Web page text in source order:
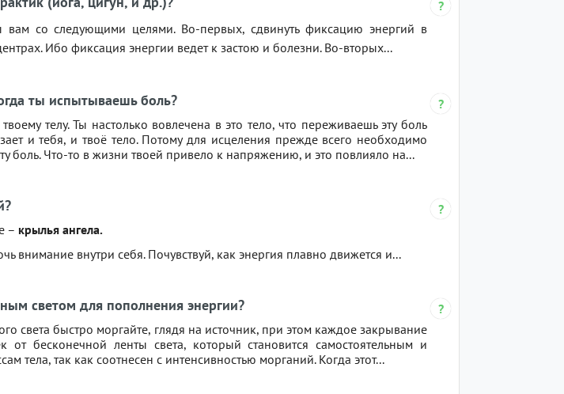
вам со следующими целями. Во-первых, сдвинуть фиксацию энергий в
Ибо фиксация энергии ведет к застою и болезни. Во-вторых...
ты испытываешь боль?
телу. Ты настолько вовлечена в это тело, что переживаешь эту боль
и тебя, и твоё тело. Потому для исцеления прежде всего необходимо
боль. Что-то в жизни твоей привело к напряжению, и это повлияло на...
– крылья ангела.
внимание внутри себя. Почувствуй, как энергия плавно движется и...
светом для пополнения энергии?
света быстро моргайте, глядя на источник, при этом каждое закрывание
от бесконечной ленты света, который становится самостоятельным и
тела, так как соотнесен с интенсивностью морганий. Когда этот...